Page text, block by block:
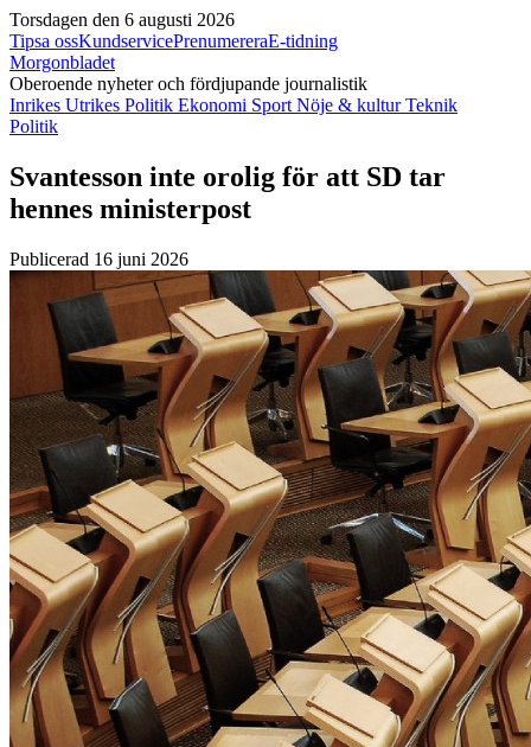
Torsdagen den 6 augusti 2026
Tipsa ossKundservicePrenumereraE-tidning
Morgonbladet
Oberoende nyheter och fördjupande journalistik
Inrikes Utrikes Politik Ekonomi Sport Nöje & kulturTeknik
Politik
Svantesson inte orolig för att SD tar
hennes ministerpost
Publicerad 16 juni 2026